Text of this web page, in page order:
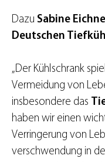
Dazu Sabine
Deutschen
„Der Kühlschrank
Vermeidung von
insbesondere das
haben wir einen
Verringerung von
verschwendung in